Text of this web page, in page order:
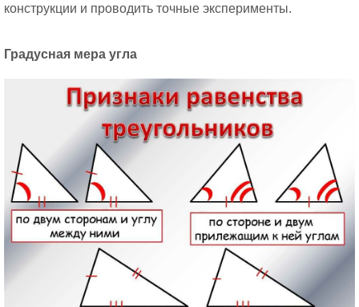
конструкции и проводить точные эксперименты.
Градусная мера угла